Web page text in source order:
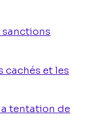
cachés et les
tentation de